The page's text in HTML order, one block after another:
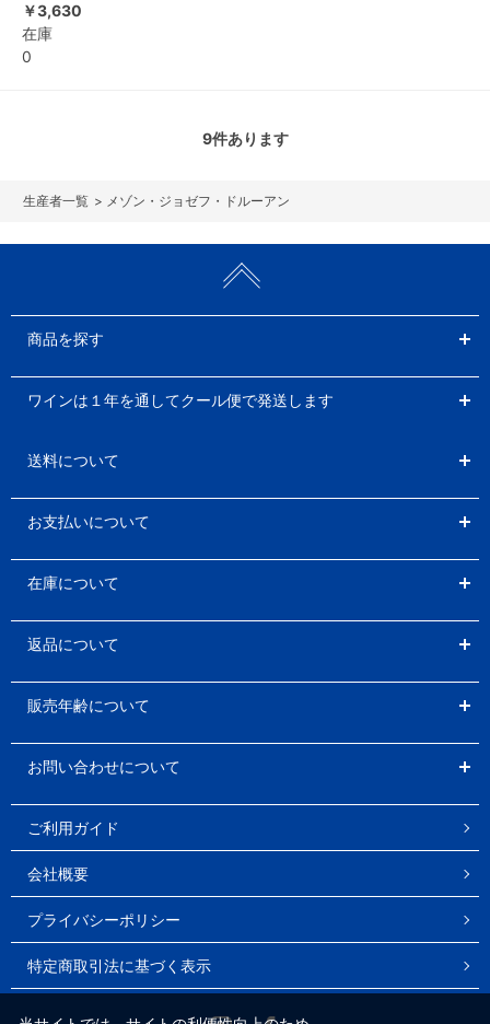
￥3,630
在庫
0
9件あります
> メゾン・ジョゼフ・ドルーアン
商品を探す
ワインは１年を通してクール便で発送します
送料について
お支払いについて
在庫について
返品について
販売年齢について
お問い合わせについて
ご利用ガイド
会社概要
プライバシーポリシー
特定商取引法に基づく表示